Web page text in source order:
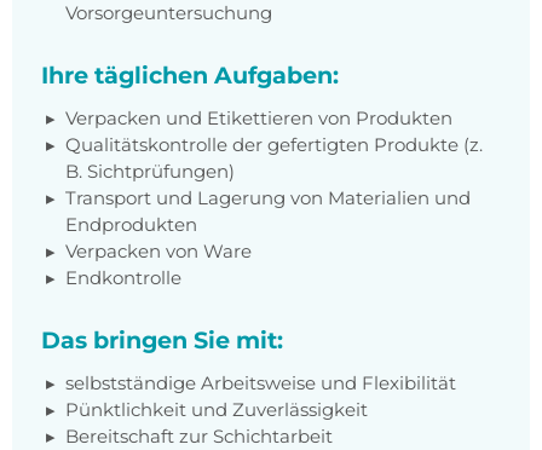
Vorsorgeuntersuchung
Ihre täglichen Aufgaben:
Verpacken und Etikettieren von Produkten
Qualitätskontrolle der gefertigten Produkte (z.
B. Sichtprüfungen)
Transport und Lagerung von Materialien und
Endprodukten
Verpacken von Ware
Endkontrolle
Das bringen Sie mit:
selbstständige Arbeitsweise und Flexibilität
Pünktlichkeit und Zuverlässigkeit
Bereitschaft zur Schichtarbeit